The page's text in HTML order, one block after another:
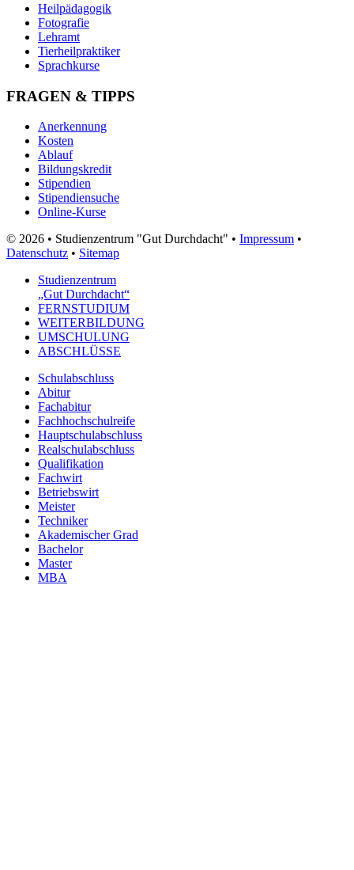
Heilpädagogik
Fotografie
Lehramt
Tierheilpraktiker
Sprachkurse
FRAGEN & TIPPS
Anerkennung
Kosten
Ablauf
Bildungskredit
Stipendien
Stipendiensuche
Online-Kurse
© 2026 • Studienzentrum "Gut Durchdacht" • Impressum •
Datenschutz • Sitemap
Studienzentrum
„Gut Durchdacht“
FERNSTUDIUM
WEITERBILDUNG
UMSCHULUNG
ABSCHLÜSSE
Schulabschluss
Abitur
Fachabitur
Fachhochschulreife
Hauptschulabschluss
Realschulabschluss
Qualifikation
Fachwirt
Betriebswirt
Meister
Techniker
Akademischer Grad
Bachelor
Master
MBA